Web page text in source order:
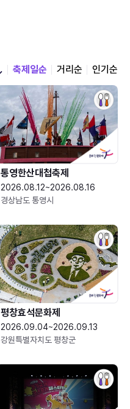
축제일순 거리순 인기순
통영한산대첩축제
2026.08.12~2026.08.16
경상남도 통영시
평창효석문화제
2026.09.04~2026.09.13
강원특별자치도 평창군